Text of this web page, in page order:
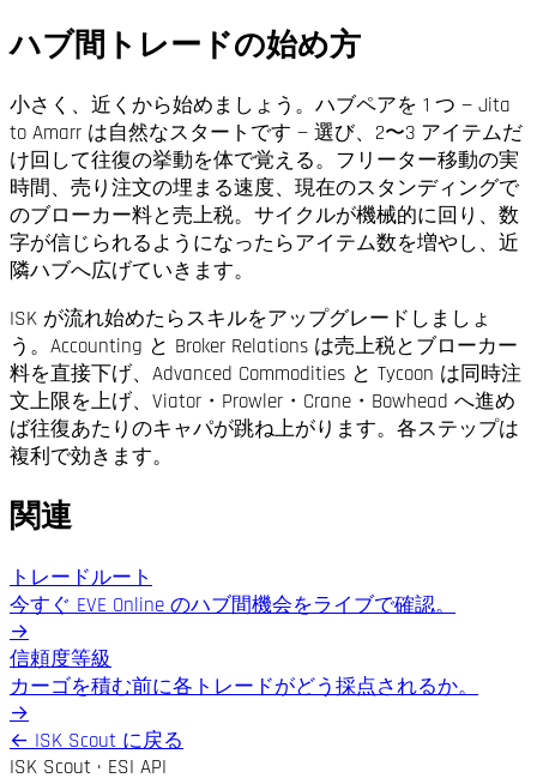
ハブ間トレードの始め方
小さく、近くから始めましょう。ハブペアを 1 つ — Jita
to Amarr は自然なスタートです — 選び、2〜3 アイテムだ
け回して往復の挙動を体で覚える。フリーター移動の実
時間、売り注文の埋まる速度、現在のスタンディングで
のブローカー料と売上税。サイクルが機械的に回り、数
字が信じられるようになったらアイテム数を増やし、近
隣ハブへ広げていきます。
ISK が流れ始めたらスキルをアップグレードしましょ
う。Accounting と Broker Relations は売上税とブローカー
料を直接下げ、Advanced Commodities と Tycoon は同時注
文上限を上げ、Viator・Prowler・Crane・Bowhead へ進め
ば往復あたりのキャパが跳ね上がります。各ステップは
複利で効きます。
関連
トレードルート
今すぐ EVE Online のハブ間機会をライブで確認。
→
信頼度等級
カーゴを積む前に各トレードがどう採点されるか。
→
← ISK Scout に戻る
ISK Scout · ESI API